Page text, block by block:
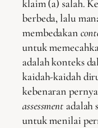
klaim (a) salah.
berbeda, lalu
membedakan
untuk
adalah konteks
kaidah-kaidah
kebenaran
assessment adalah
untuk menilai